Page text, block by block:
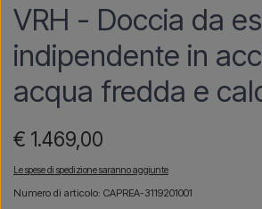
VRH - Doccia da
indipendente in
acqua fredda e
€ 1.469,00
Le spese di spedizione saranno aggiunte
Numero di articolo: CAPREA-3119201001